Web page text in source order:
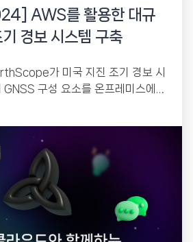
AWS를 활용한 대규
경보 시스템 구축
가 미국 지진 조기 경보 시
구성 요소를 온프레미스에서